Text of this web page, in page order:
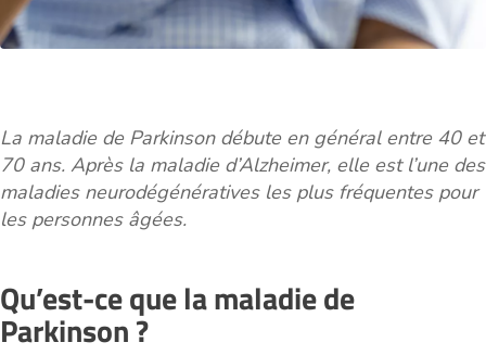
La maladie de Parkinson débute en général entre 40 et
70 ans. Après la maladie d’Alzheimer, elle est l’une des
maladies neurodégénératives les plus fréquentes pour
les personnes âgées.
Qu’est-ce que la maladie de
Parkinson ?